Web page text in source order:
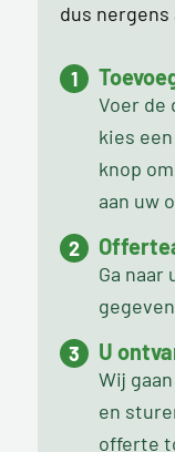
dus nergens
Voer de
kies
knop
aan uw
Ga
U
Wij
en
offerte